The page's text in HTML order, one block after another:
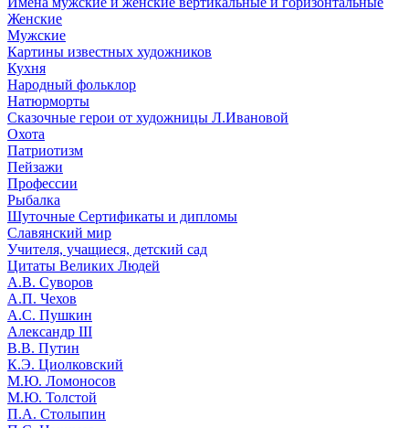
Женские
Мужские
Картины известных художников
Кухня
Народный фольклор
Натюрморты
Сказочные герои от художницы Л.Ивановой
Охота
Патриотизм
Пейзажи
Профессии
Рыбалка
Шуточные Сертификаты и дипломы
Славянский мир
Учителя, учащиеся, детский сад
Цитаты Великих Людей
А.В. Суворов
А.П. Чехов
А.С. Пушкин
Александр III
В.В. Путин
К.Э. Циолковский
М.Ю. Ломоносов
М.Ю. Толстой
П.А. Столыпин